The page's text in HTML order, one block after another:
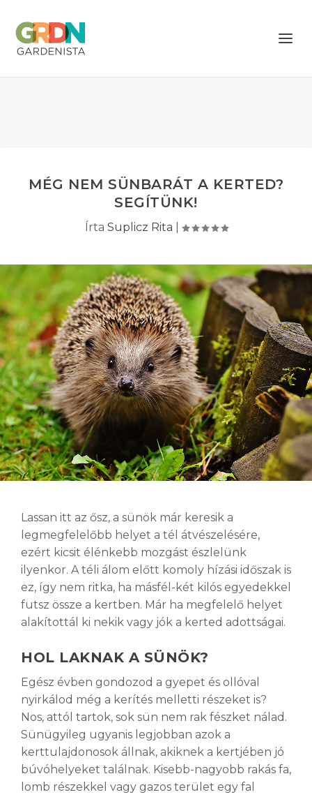
MÉG NEM SÜNBARÁT A KERTED?
SEGÍTÜNK!
Írta Suplicz Rita
Lassan itt az ősz, a sünök már keresik a
legmegfelelőbb helyet a tél átvészelésére,
ezért kicsit élénkebb mozgást észlelünk
ilyenkor. A téli álom előtt komoly hízási időszak is
ez, így nem ritka, ha másfél-két kilós egyedekkel
futsz össze a kertben. Már ha megfelelő helyet
alakítottál ki nekik vagy jók a kerted adottságai.
HOL LAKNAK A SÜNÖK?
Egész évben gondozod a gyepet és ollóval
nyirkálod még a kerítés melletti részeket is?
Nos, attól tartok, sok sün nem rak fészket nálad.
Sünügyileg ugyanis legjobban azok a
kerttulajdonosok állnak, akiknek a kertjében jó
búvóhelyeket találnak. Kisebb-nagyobb rakás fa,
lomb részekkel vagy gazos terület egy fal